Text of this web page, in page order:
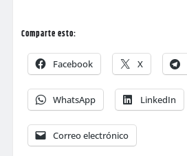
Comparte esto:
Facebook X
WhatsApp LinkedIn
Correo electrónico